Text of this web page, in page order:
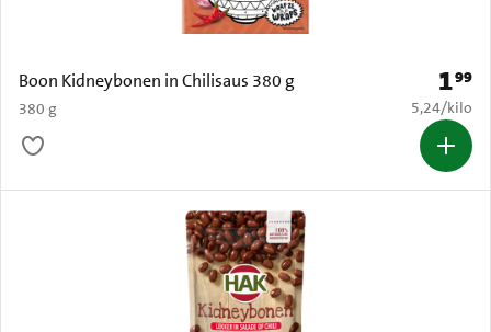
Boon Kidneybonen in Chilisaus 380 g
380 g
Prijs:
199
€ 5,24 per
5,24/kilo